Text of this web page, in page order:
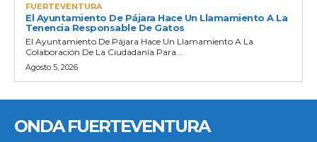
FUERTEVENTURA
El Ayuntamiento De Pájara Hace Un Llamamiento A La
Tenencia Responsable De Gatos
El Ayuntamiento De Pájara Hace Un Llamamiento A La
Colaboración De La Ciudadanía Para...
Agosto 5, 2026
ONDA FUERTEVENTURA